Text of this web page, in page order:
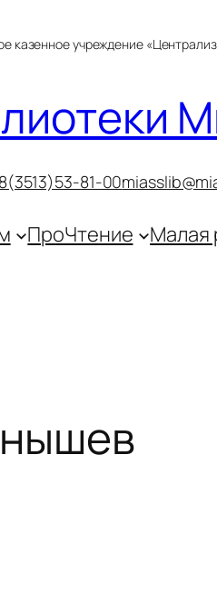
казенное учреждение
8(3513)53-81-00
ПроЧтение Малая